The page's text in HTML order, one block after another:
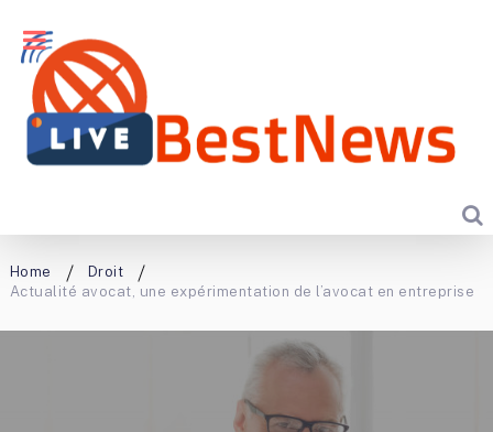
Home
Droit
Actualité avocat, une expérimentation de l’avocat en entreprise